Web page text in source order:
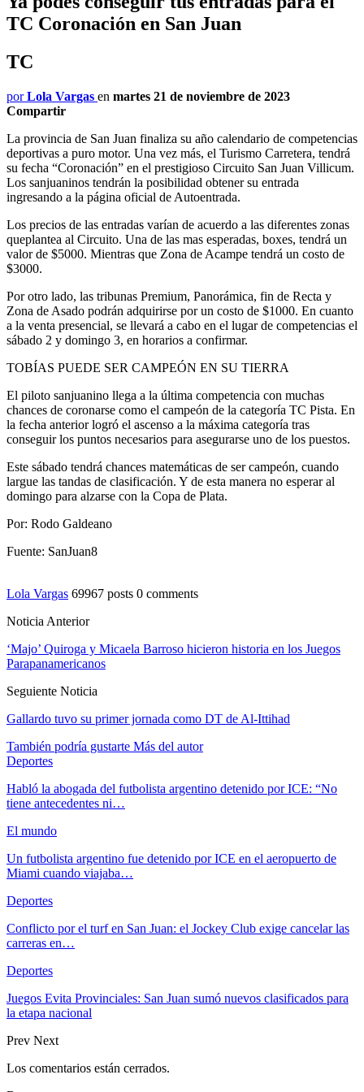
TC Coronación en San Juan
TC
porLola Vargas en martes 21 de noviembre de 2023
Compartir
La provincia de San Juan finaliza su año calendario de competencias
deportivas a puro motor. Una vez más, el Turismo Carretera, tendrá
su fecha “Coronación” en el prestigioso Circuito San Juan Villicum.
Los sanjuaninos tendrán la posibilidad obtener su entrada
ingresando a la página oficial de Autoentrada.
Los precios de las entradas varían de acuerdo a las diferentes zonas
queplantea al Circuito. Una de las mas esperadas, boxes, tendrá un
valor de $5000. Mientras que Zona de Acampe tendrá un costo de
$3000.
Por otro lado, las tribunas Premium, Panorámica, fin de Recta y
Zona de Asado podrán adquirirse por un costo de $1000. En cuanto
a la venta presencial, se llevará a cabo en el lugar de competencias el
sábado 2 y domingo 3, en horarios a confirmar.
TOBÍAS PUEDE SER CAMPEÓN EN SU TIERRA
El piloto sanjuanino llega a la última competencia con muchas
chances de coronarse como el campeón de la categoría TC Pista. En
la fecha anterior logró el ascenso a la máxima categoría tras
conseguir los puntos necesarios para asegurarse uno de los puestos.
Este sábado tendrá chances matemáticas de ser campeón, cuando
largue las tandas de clasificación. Y de esta manera no esperar al
domingo para alzarse con la Copa de Plata.
Por: Rodo Galdeano
Fuente: SanJuan8
Lola Vargas 69967 posts 0 comments
Noticia Anterior
‘Majo’ Quiroga y Micaela Barroso hicieron historia en los Juegos
Parapanamericanos
Seguiente Noticia
Gallardo tuvo su primer jornada como DT de Al-Ittihad
También podría gustarte Más del autor
Deportes
Habló la abogada del futbolista argentino detenido por ICE: “No
tiene antecedentes ni…
El mundo
Un futbolista argentino fue detenido por ICE en el aeropuerto de
Miami cuando viajaba…
Deportes
Conflicto por el turf en San Juan: el Jockey Club exige cancelar las
carreras en…
Deportes
Juegos Evita Provinciales: San Juan sumó nuevos clasificados para
la etapa nacional
Prev Next
Los comentarios están cerrados.